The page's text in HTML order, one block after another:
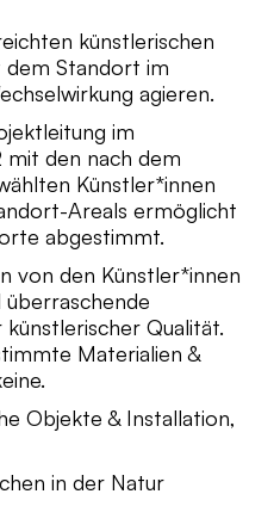
künstlerischen
Standort im
agieren.
im
den nach dem
Künstler*innen
Areals ermöglicht
abgestimmt.
von den Künstler*innen
Qualität.
Materialien &
Objekte & Installation,
in der Natur